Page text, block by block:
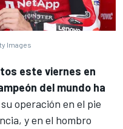
Images
este viernes en
del mundo ha
operación en el pie
y en el hombro